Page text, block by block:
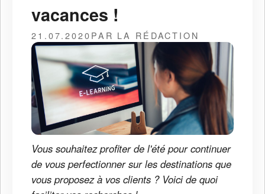
vacances !
21.07.2020PAR LA RÉDACTION
Vous souhaitez profiter de l'été pour continuer
de vous perfectionner sur les destinations que
vous proposez à vos clients ? Voici de quoi